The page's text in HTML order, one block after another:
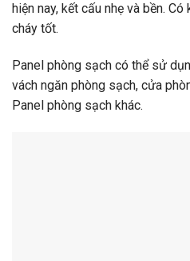
hiện nay, kết cấu nhẹ và bền.
cháy tốt.
Panel phòng sạch có thể sử
vách ngăn phòng sạch, cửa
Panel phòng sạch khác.